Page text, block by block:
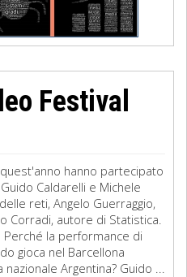
Festival
hanno partecipato
Caldarelli e Michele
reti, Angelo Guerraggio,
Corradi, autore di Statistica.
la performance di
gioca nel Barcellona
Argentina? Guido ...